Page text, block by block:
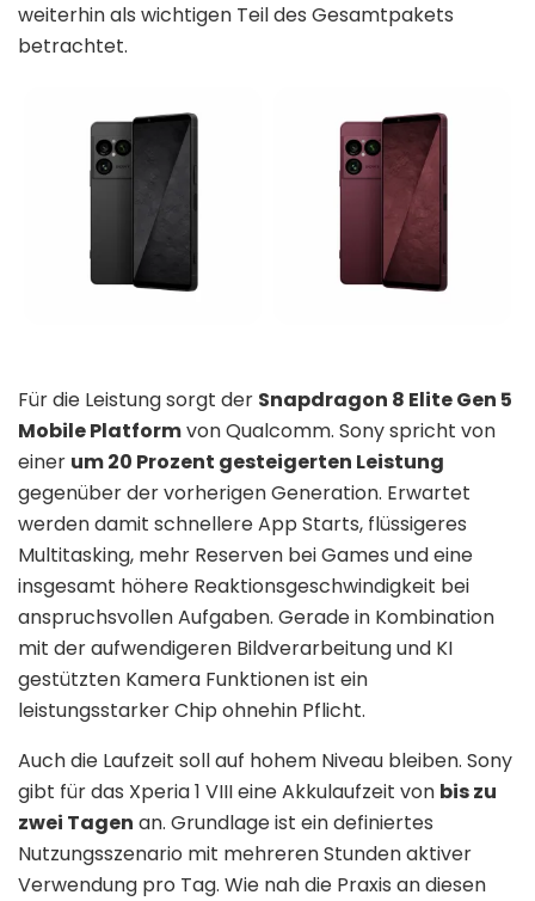
weiterhin als wichtigen Teil des Gesamtpakets
betrachtet.
Für die Leistung sorgt der Snapdragon 8 Elite Gen 5
Mobile Platformvon Qualcomm. Sony spricht von
einer um 20 Prozent gesteigerten Leistung
gegenüber der vorherigen Generation. Erwartet
werden damit schnellere App Starts, flüssigeres
Multitasking, mehr Reserven bei Games und eine
insgesamt höhere Reaktionsgeschwindigkeit bei
anspruchsvollen Aufgaben. Gerade in Kombination
mit der aufwendigeren Bildverarbeitung und KI
gestützten Kamera Funktionen ist ein
leistungsstarker Chip ohnehin Pflicht.
Auch die Laufzeit soll auf hohem Niveau bleiben. Sony
gibt für das Xperia 1 VIII eine Akkulaufzeit von bis zu
zwei Tagen an. Grundlage ist ein definiertes
Nutzungsszenario mit mehreren Stunden aktiver
Verwendung pro Tag. Wie nah die Praxis an diesen